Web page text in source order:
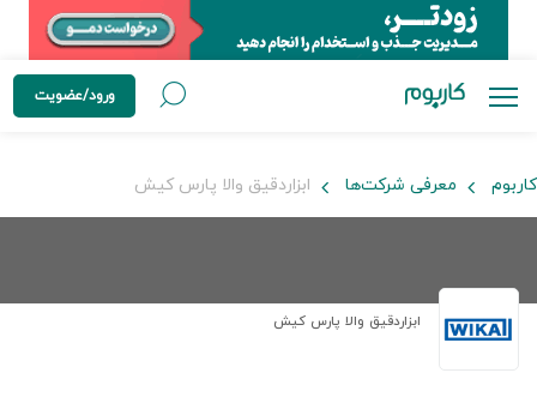
ورود/عضویت
کاربوم معرفی شرکت‌ها ابزاردقیق والا پارس کیش
ابزاردقیق والا پارس کیش